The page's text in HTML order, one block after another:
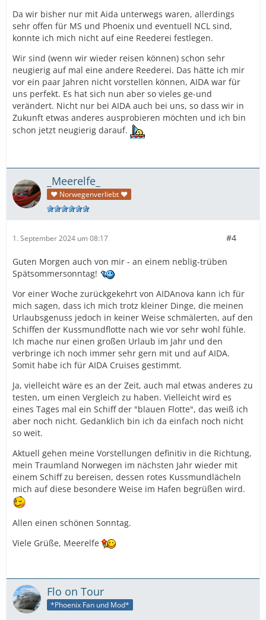
Da wir bisher nur mit Aida unterwegs waren, allerdings
sehr offen für MS und Phoenix und eventuell NCL sind,
konnte ich mich nicht auf eine Reederei festlegen.
Wir sind (wenn wir wieder reisen können) schon sehr
neugierig auf mal eine andere Reederei. Das hätte ich mir
vor ein paar Jahren nicht vorstellen können, AIDA war für
uns perfekt. Es hat sich nun aber so vieles ge-und
verändert. Nicht nur bei AIDA auch bei uns, so dass wir in
Zukunft etwas anderes ausprobieren möchten und ich bin
schon jetzt neugierig darauf.
_Meerelfe_
♥ Norwegenverliebt ♥
1. September 2024 um 08:17 #4
Guten Morgen auch von mir - an einem neblig-trüben
Spätsommersonntag!
Vor einer Woche zurückgekehrt von AIDAnova kann ich für
mich sagen, dass ich mich trotz kleiner Dinge, die meinen
Urlaubsgenuss jedoch in keiner Weise schmälerten, auf den
Schiffen der Kussmundflotte nach wie vor sehr wohl fühle.
Ich mache nur einen großen Urlaub im Jahr und den
verbringe ich noch immer sehr gern mit und auf AIDA.
Somit habe ich für AIDA Cruises gestimmt.
Ja, vielleicht wäre es an der Zeit, auch mal etwas anderes zu
testen, um einen Vergleich zu haben. Vielleicht wird es
eines Tages mal ein Schiff der "blauen Flotte", das weiß ich
aber noch nicht. Gedanklich bin ich da einfach noch nicht
so weit.
Aktuell gehen meine Vorstellungen definitiv in die Richtung,
mein Traumland Norwegen im nächsten Jahr wieder mit
einem Schiff zu bereisen, dessen rotes Kussmundlächeln
mich auf diese besondere Weise im Hafen begrüßen wird.
Allen einen schönen Sonntag.
Viele Grüße, Meerelfe
Flo on Tour
*Phoenix Fan und Mod*